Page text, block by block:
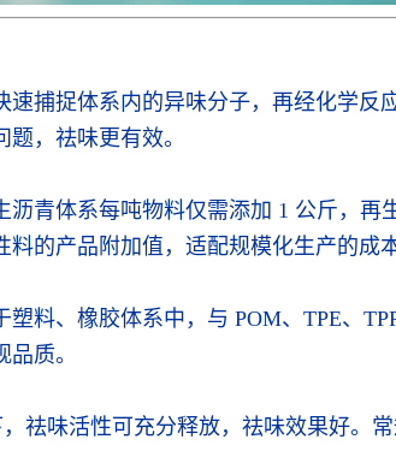
捕捉体系内的异味分子，再经化学
，祛味更有效。
青体系每吨物料仅需添加 1 公斤，再
的产品附加值，适配规模化生产的成
料、橡胶体系中，与 POM、TPE、
质。
祛味活性可充分释放，祛味效果好。